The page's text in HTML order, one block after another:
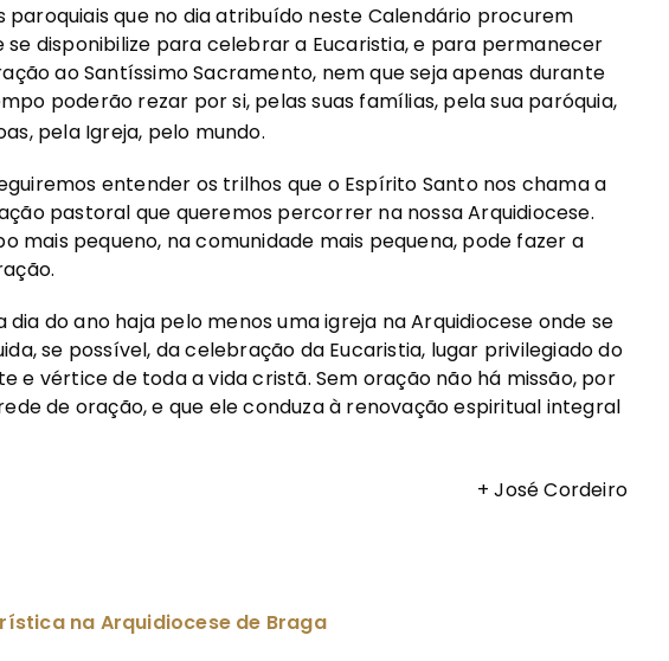
paroquiais que no dia atribuído neste Calendário procurem
se disponibilize para celebrar a Eucaristia, e para permanecer
ao Santíssimo Sacramento, nem que seja apenas durante
poderão rezar por si, pelas suas famílias, pela sua paróquia,
pela Igreja, pelo mundo.
entender os trilhos que o Espírito Santo nos chama a
pastoral que queremos percorrer na nossa Arquidiocese.
mais pequeno, na comunidade mais pequena, pode fazer a
do ano haja pelo menos uma igreja na Arquidiocese onde se
se possível, da celebração da Eucaristia, lugar privilegiado do
e vértice de toda a vida cristã. Sem oração não há missão, por
de oração, e que ele conduza à renovação espiritual integral
+ José Cordeiro
na Arquidiocese de Braga